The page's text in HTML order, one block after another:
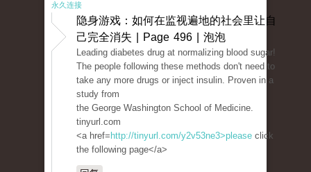
永久连接
隐身游戏：如何在监视遍地的社会里让自
己完全消失 | Page 496 | 泡泡
Leading diabetes drug at normalizing blood sugar!
The people following these methods don't need to
take any more drugs or inject insulin. Proven in a
study from
the George Washington School of Medicine.
tinyurl.com
<a href= http://tinyurl.com/y2v53ne3>please click
the following page</a>